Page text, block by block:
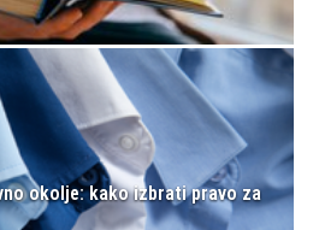
okolje: kako izbrati pravo za